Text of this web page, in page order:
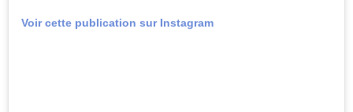
Voir cette publication sur Instagram